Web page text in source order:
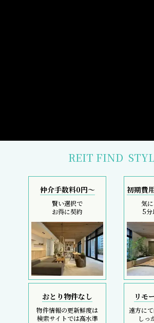
REIT FIND
仲介手数料0円～
賢い選択で
お得に契約
初期費
気
5分
おとり物件なし
物件情報の更新鮮度は
検索サイトでは高水準
リモ
遠方に
しっ